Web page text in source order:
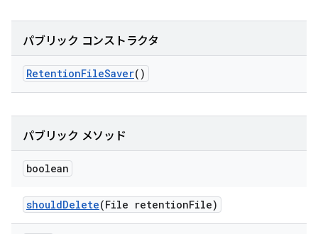
パブリック コンストラクタ
RetentionFileSaver()
パブリック メソッド
boolean
shouldDelete(File retentionFile)